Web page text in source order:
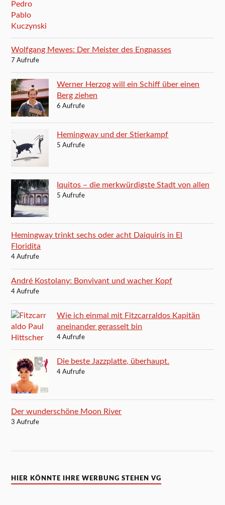
Wolfgang Mewes: Der Meister des Engpasses
7 Aufrufe
Werner Herzog will ein Schiff über einen
Berg ziehen
6 Aufrufe
Hemingway und der Stierkampf
5 Aufrufe
Iquitos – die merkwürdigste Stadt von allen
5 Aufrufe
Hemingway trinkt sechs oder acht Daiquirís in El
Floridita
4 Aufrufe
André Kostolany: Bonvivant und wacher Kopf
4 Aufrufe
Wie ich einmal mit Fitzcarraldos Kapitän
aneinander gerasselt bin
4 Aufrufe
Die beste Jazzplatte, überhaupt.
4 Aufrufe
Der wunderschöne Moon River
3 Aufrufe
HIER KÖNNTE IHRE WERBUNG STEHEN VG